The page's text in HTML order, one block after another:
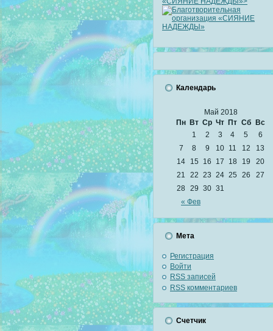
Календарь
Май 2018
Пн Вт Ср Чт Пт Сб Вс
« Фев
1 2 3 4 5
6
7
8 9 10 11 12
13
14
15 16 17 18 19
20
21
22 23 24 25 26
27
28
29 30 31
Мета
Регистрация
Войти
RSS записей
RSS комментариев
Счетчик